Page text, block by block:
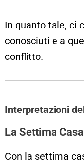
In quanto tale, ci
conosciuti e a
conflitto.
Interpretazioni
La Settima
Con la settima